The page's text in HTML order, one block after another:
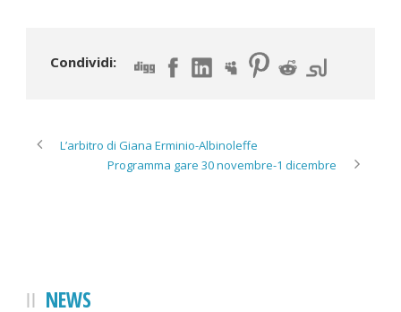
Condividi:
L’arbitro di Giana Erminio-Albinoleffe
Programma gare 30 novembre-1 dicembre
NEWS